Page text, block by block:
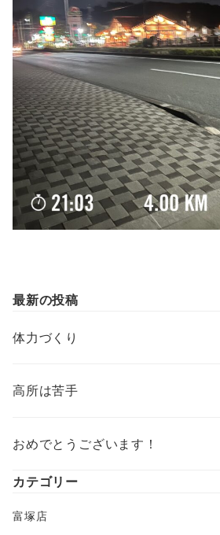
最新の投稿
体力づくり
高所は苦手
おめでとうございます！
カテゴリー
富塚店